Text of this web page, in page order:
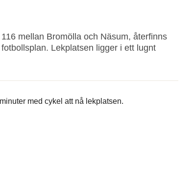
mellan Bromölla och Näsum, återfinns
Lekplatsen ligger i ett lugnt
med cykel att nå lekplatsen.